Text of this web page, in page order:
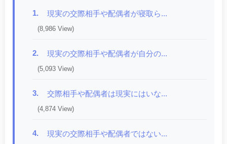
1. 現実の交際相手や配偶者が寝取ら...
(8,986 View)
2. 現実の交際相手や配偶者が自分の...
(5,093 View)
3. 交際相手や配偶者は現実にはいな...
(4,874 View)
4. 現実の交際相手や配偶者ではない...